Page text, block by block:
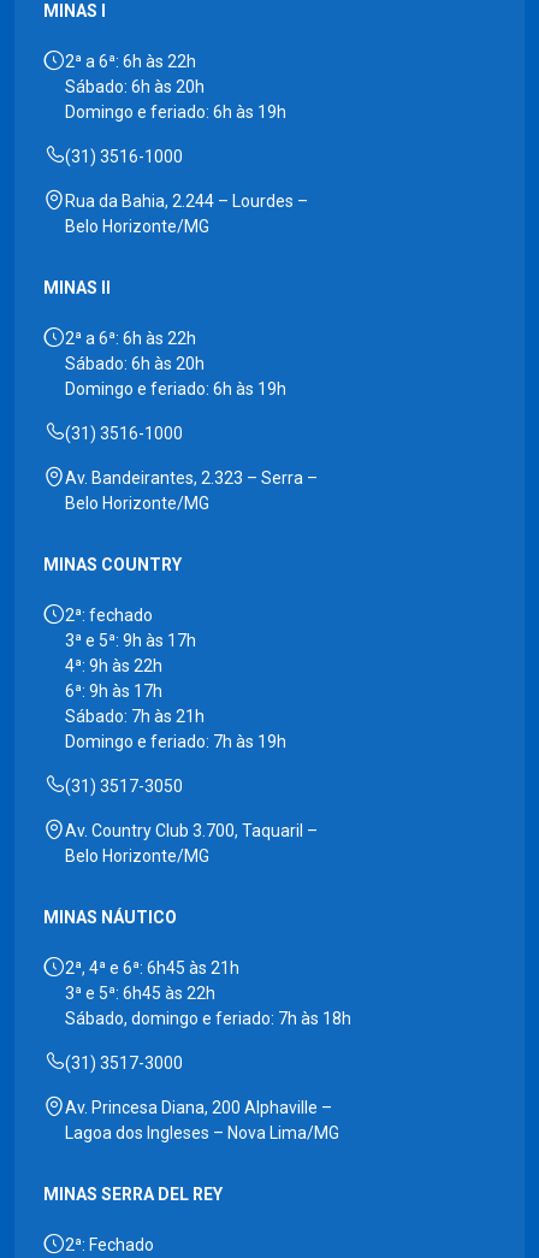
MINAS I
2ª a 6ª: 6h às 22h
Sábado: 6h às 20h
Domingo e feriado: 6h às 19h
(31) 3516-1000
Rua da Bahia, 2.244 – Lourdes –
Belo Horizonte/MG
MINAS II
2ª a 6ª: 6h às 22h
Sábado: 6h às 20h
Domingo e feriado: 6h às 19h
(31) 3516-1000
Av. Bandeirantes, 2.323 – Serra –
Belo Horizonte/MG
MINAS COUNTRY
2ª: fechado
3ª e 5ª: 9h às 17h
4ª: 9h às 22h
6ª: 9h às 17h
Sábado: 7h às 21h
Domingo e feriado: 7h às 19h
(31) 3517-3050
Av. Country Club 3.700, Taquaril –
Belo Horizonte/MG
MINAS NÁUTICO
2ª, 4ª e 6ª: 6h45 às 21h
3ª e 5ª: 6h45 às 22h
Sábado, domingo e feriado: 7h às 18h
(31) 3517-3000
Av. Princesa Diana, 200 Alphaville –
Lagoa dos Ingleses – Nova Lima/MG
MINAS SERRA DEL REY
2ª: Fechado